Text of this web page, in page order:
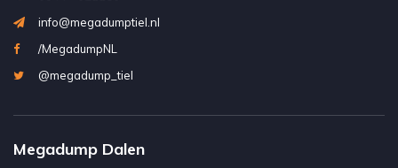
info@megadumptiel.nl
/MegadumpNL
@megadump_tiel
Megadump Dalen